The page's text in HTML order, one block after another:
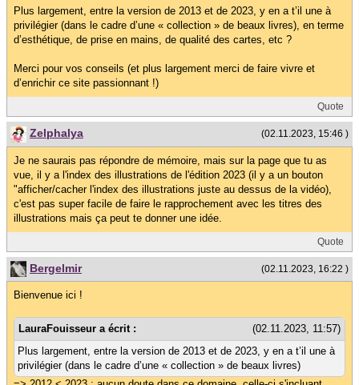
Plus largement, entre la version de 2013 et de 2023, y en a t’il une à
privilégier (dans le cadre d’une « collection » de beaux livres), en terme
d’esthétique, de prise en mains, de qualité des cartes, etc ?
Merci pour vos conseils (et plus largement merci de faire vivre et
d’enrichir ce site passionnant !)
Quote
(02.11.2023, 15:46 )
Zelphalya
Je ne saurais pas répondre de mémoire, mais sur la page que tu as
vue, il y a l'index des illustrations de l'édition 2023 (il y a un bouton
"afficher/cacher l'index des illustrations juste au dessus de la vidéo),
c'est pas super facile de faire le rapprochement avec les titres des
illustrations mais ça peut te donner une idée.
Quote
(02.11.2023, 16:22 )
Bergelmir
Bienvenue ici !
(02.11.2023, 11:57)
LauraFouisseur a écrit :
Plus largement, entre la version de 2013 et de 2023, y en a t’il une à
privilégier (dans le cadre d’une « collection » de beaux livres)